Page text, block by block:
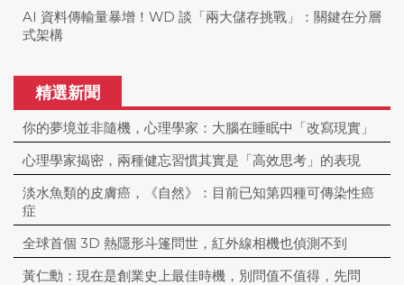
AI 資料傳輸量暴增！WD 談「兩大儲存挑戰」：關鍵在分層
式架構
精選新聞
你的夢境並非隨機，心理學家：大腦在睡眠中「改寫現實」
心理學家揭密，兩種健忘習慣其實是「高效思考」的表現
淡水魚類的皮膚癌，《自然》：目前已知第四種可傳染性癌
症
全球首個 3D 熱隱形斗篷問世，紅外線相機也偵測不到
黃仁勳：現在是創業史上最佳時機，別問值不值得，先問